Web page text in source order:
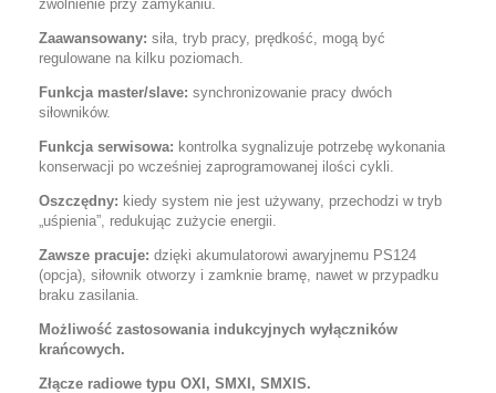
zwolnienie przy zamykaniu.
Zaawansowany: siła, tryb pracy, prędkość, mogą być
regulowane na kilku poziomach.
Funkcja master/slave: synchronizowanie pracy dwóch
siłowników.
Funkcja serwisowa: kontrolka sygnalizuje potrzebę wykonania
konserwacji po wcześniej zaprogramowanej ilości cykli.
Oszczędny: kiedy system nie jest używany, przechodzi w tryb
„uśpienia”, redukując zużycie energii.
Zawsze pracuje: dzięki akumulatorowi awaryjnemu PS124
(opcja), siłownik otworzy i zamknie bramę, nawet w przypadku
braku zasilania.
Możliwość zastosowania indukcyjnych wyłączników
krańcowych.
Złącze radiowe typu OXI, SMXI, SMXIS.